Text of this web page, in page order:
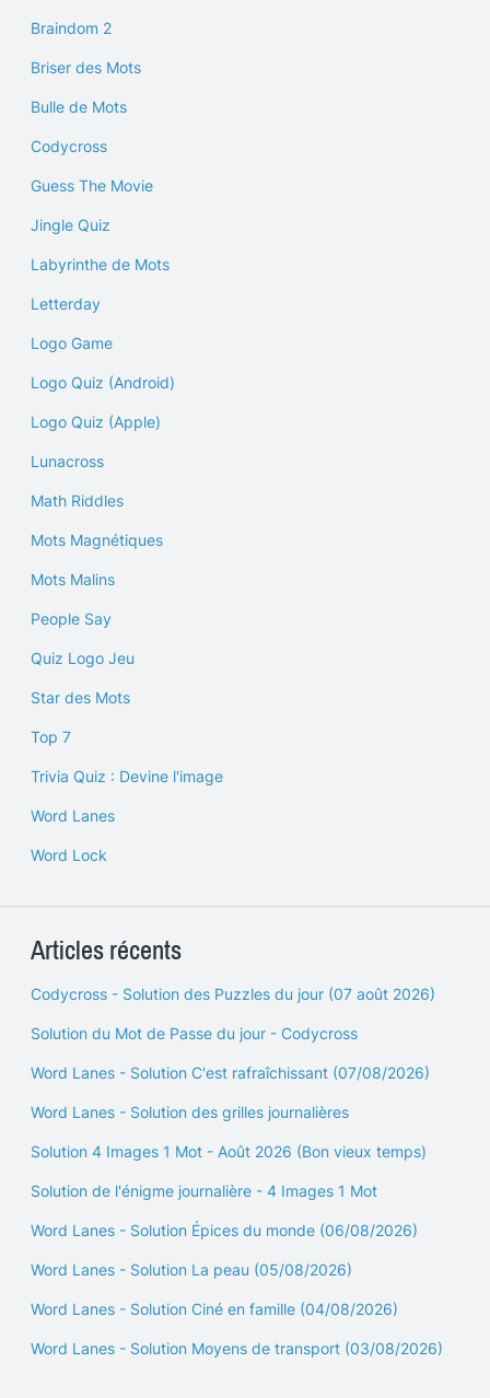
Braindom 2
Briser des Mots
Bulle de Mots
Codycross
Guess The Movie
Jingle Quiz
Labyrinthe de Mots
Letterday
Logo Game
Logo Quiz (Android)
Logo Quiz (Apple)
Lunacross
Math Riddles
Mots Magnétiques
Mots Malins
People Say
Quiz Logo Jeu
Star des Mots
Top 7
Trivia Quiz : Devine l'image
Word Lanes
Word Lock
Articles récents
Codycross - Solution des Puzzles du jour (07 août 2026)
Solution du Mot de Passe du jour - Codycross
Word Lanes - Solution C'est rafraîchissant (07/08/2026)
Word Lanes - Solution des grilles journalières
Solution 4 Images 1 Mot - Août 2026 (Bon vieux temps)
Solution de l'énigme journalière - 4 Images 1 Mot
Word Lanes - Solution Épices du monde (06/08/2026)
Word Lanes - Solution La peau (05/08/2026)
Word Lanes - Solution Ciné en famille (04/08/2026)
Word Lanes - Solution Moyens de transport (03/08/2026)